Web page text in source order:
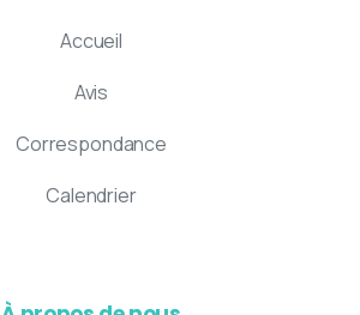
Accueil
Avis
Correspondance
Calendrier